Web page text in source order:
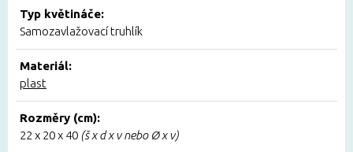
Typ květináče:
Samozavlažovací truhlík
Materiál:
plast
Rozměry (cm):
22 x 20 x 40 (š x d x v nebo Ø x v)